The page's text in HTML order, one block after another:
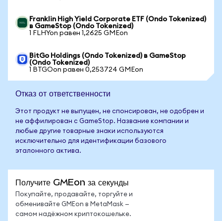
Franklin High Yield Corporate ETF (Ondo Tokenized)
в GameStop (Ondo Tokenized)
1 FLHYon равен 1,2625 GMEon
BitGo Holdings (Ondo Tokenized) в GameStop
(Ondo Tokenized)
1 BTGOon равен 0,253724 GMEon
Отказ от ответственности
Этот продукт не выпущен, не спонсирован, не одобрен и
не аффилирован с GameStop. Название компании и
любые другие товарные знаки используются
исключительно для идентификации базового
эталонного актива.
Получите GMEon за секунды
Покупайте, продавайте, торгуйте и
обменивайте GMEon в MetaMask —
самом надёжном криптокошельке.